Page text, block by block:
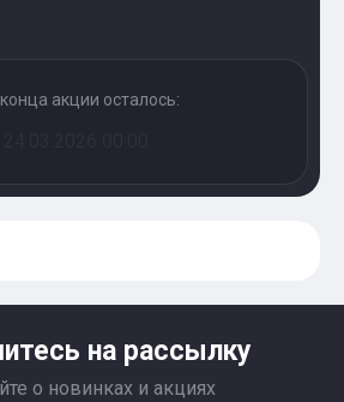
акции осталось:
на рассылку
о новинках и акциях